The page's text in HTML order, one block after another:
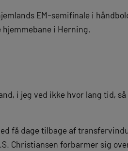
EM-semifinale i
i Herning.
i jeg ved ikke hvor lang tid,
få dage tilbage af
Christiansen forbarmer sig